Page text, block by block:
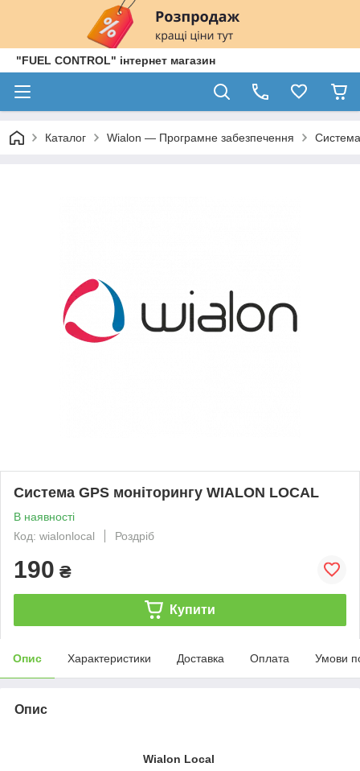
"FUEL CONTROL" інтернет магазин
Каталог Wialon — Програмне забезпечення
Система GPS моніторингу WIALON LOCAL
В наявності
Код: wialonlocal
Роздріб
190 ₴
Купити
Опис Характеристики Доставка Оплата Умови
Опис
Wialon Local